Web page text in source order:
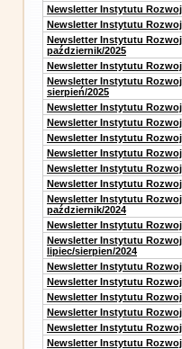
Newsletter Instytutu
Newsletter Instytutu
Newsletter Instytutu
październik/2025
Newsletter Instytutu
Newsletter Instytutu
sierpień/2025
Newsletter Instytutu
Newsletter Instytutu
Newsletter Instytutu
Newsletter Instytutu
Newsletter Instytutu
Newsletter Instytutu
Newsletter Instytutu
październik/2024
Newsletter Instytutu
Newsletter Instytutu
lipiec/sierpien/2024
Newsletter Instytutu
Newsletter Instytutu
Newsletter Instytutu
Newsletter Instytutu
Newsletter Instytutu
Newsletter Instytutu